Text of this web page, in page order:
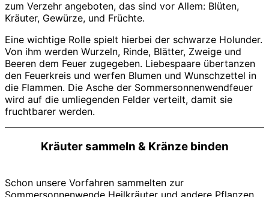
zum Verzehr angeboten, das sind vor Allem: Blüten,
Kräuter, Gewürze, und Früchte.
Eine wichtige Rolle spielt hierbei der schwarze Holunder.
Von ihm werden Wurzeln, Rinde, Blätter, Zweige und
Beeren dem Feuer zugegeben. Liebespaare übertanzen
den Feuerkreis und werfen Blumen und Wunschzettel in
die Flammen. Die Asche der Sommersonnenwendfeuer
wird auf die umliegenden Felder verteilt, damit sie
fruchtbarer werden.
Kräuter sammeln & Kränze binden
Schon unsere Vorfahren sammelten zur
Sommersonnenwende Heilkräuter und andere Pflanzen.